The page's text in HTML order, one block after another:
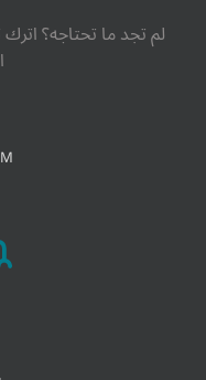
لم تجد ما تحتاجه؟